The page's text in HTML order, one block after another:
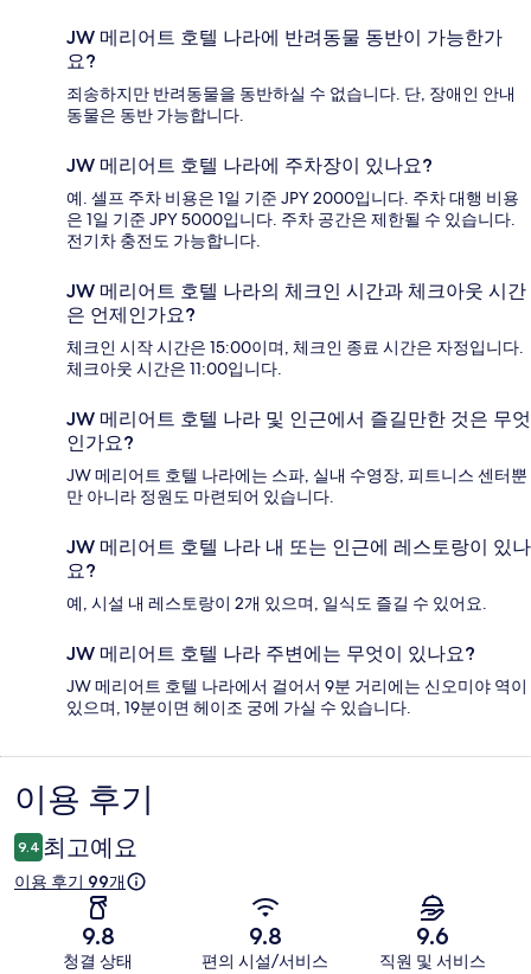
JW 메리어트 호텔 나라에 반려동물 동반이 가능한가
요?
죄송하지만 반려동물을 동반하실 수 없습니다. 단, 장애인 안내
동물은 동반 가능합니다.
JW 메리어트 호텔 나라에 주차장이 있나요?
예. 셀프 주차 비용은 1일 기준 JPY 2000입니다. 주차 대행 비용
은 1일 기준 JPY 5000입니다. 주차 공간은 제한될 수 있습니다.
전기차 충전도 가능합니다.
JW 메리어트 호텔 나라의 체크인 시간과 체크아웃 시간
은 언제인가요?
체크인 시작 시간은 15:00이며, 체크인 종료 시간은 자정입니다.
체크아웃 시간은 11:00입니다.
JW 메리어트 호텔 나라 및 인근에서 즐길만한 것은 무엇
인가요?
JW 메리어트 호텔 나라에는 스파, 실내 수영장, 피트니스 센터뿐
만 아니라 정원도 마련되어 있습니다.
JW 메리어트 호텔 나라 내 또는 인근에 레스토랑이 있나
요?
예, 시설 내 레스토랑이 2개 있으며, 일식도 즐길 수 있어요.
JW 메리어트 호텔 나라 주변에는 무엇이 있나요?
JW 메리어트 호텔 나라에서 걸어서 9분 거리에는 신오미야 역이
있으며, 19분이면 헤이조 궁에 가실 수 있습니다.
이
용
후
이용 후기
9.4 최고예요
이용 후기 99개
9.8
청결 상태
9.8
편의 시설/서비스
9.6
직원 및 서비스